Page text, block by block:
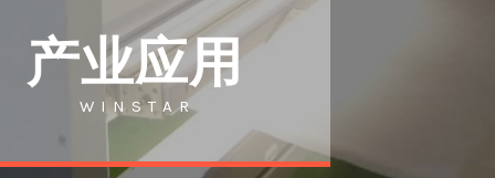
产业应用
W I N S T A R